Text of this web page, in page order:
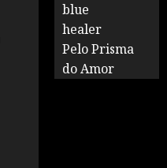
blue
healer
Pelo Prisma
do Amor